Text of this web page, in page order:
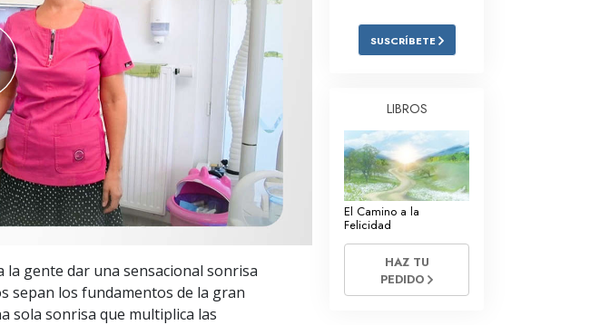
Respuestas a las Drogas
Los Niños
La Ética y las
Condiciones
La Causa de la Supresión
Investigaciones
Los Fundamentos de la Organización
Los Fundamentos de las Relaciones
gente dar una sensacional sonrisa
sepan los fundamentos de la gran
sola sonrisa que multiplica las
SUSCRÍBETE
LIBROS
El Camino a la
Felicidad
HAZ TU
PEDIDO